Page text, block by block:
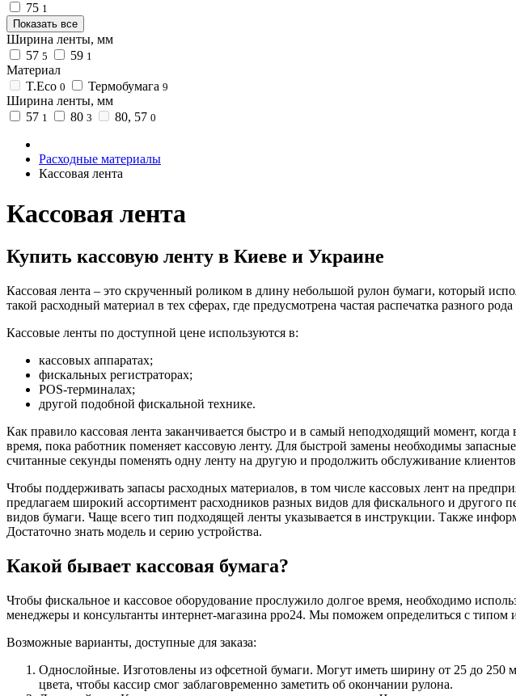
75 1
Показать все
Ширина ленты, мм
57 5 59 1
Материал
T.Eco 0 Термобумага 9
Ширина ленты, мм
57 1 80 3 80, 57 0
Расходные материалы
Кассовая лента
Кассовая лента
Купить кассовую ленту в Киеве и Украине
Кассовая лента – это скрученный роликом в длину небольшой рулон бумаги, который
такой расходный материал в тех сферах, где предусмотрена частая распечатка разного
Кассовые ленты по доступной цене используются в:
кассовых аппаратах;
фискальных регистраторах;
POS-терминалах;
другой подобной фискальной технике.
Как правило кассовая лента заканчивается быстро и в самый неподходящий момент,
время, пока работник поменяет кассовую ленту. Для быстрой замены необходимы
считанные секунды поменять одну ленту на другую и продолжить обслуживание
Чтобы поддерживать запасы расходных материалов, в том числе кассовых лент на
предлагаем широкий ассортимент расходников разных видов для фискального и
видов бумаги. Чаще всего тип подходящей ленты указывается в инструкции. Также
Достаточно знать модель и серию устройства.
Какой бывает кассовая бумага?
Чтобы фискальное и кассовое оборудование прослужило долгое время, необходимо
менеджеры и консультанты интернет-магазина рро24. Мы поможем определиться с типом
Возможные варианты, доступные для заказа:
Однослойные. Изготовлены из офсетной бумаги. Могут иметь ширину от 25 до 250
цвета, чтобы кассир смог заблаговременно заметить об окончании рулона.